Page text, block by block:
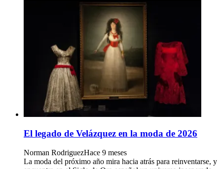
El legado de Velázquez en la moda de 2026
Norman RodriguezHace 9 meses
La moda del próximo año mira hacia atrás para reinventarse, y